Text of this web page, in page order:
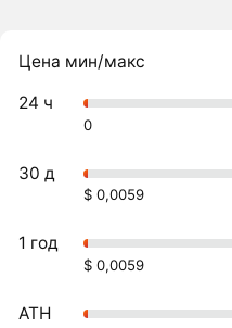
Цена мин/макс
24 ч
0
30 д
$ 0,0059
1 год
$ 0,0059
ATH